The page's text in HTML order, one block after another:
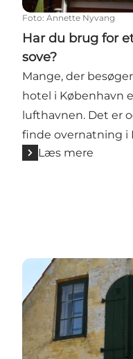
Foto: Annette Nyvang
Har du brug for
sove?
Mange, der
hotel i København
lufthavnen. Det er
finde overnatning i
Læs mere
Turistinformation